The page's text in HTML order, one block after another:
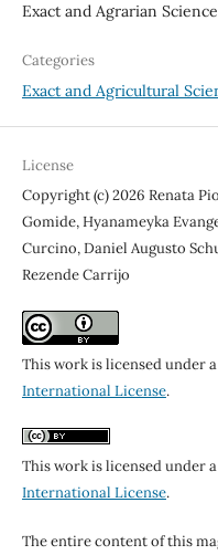
Exact and Agrarian
Categories
Exact and Agricultural
License
Copyright (c) 2026 Renata
Gomide, Hyanameyka
Curcino, Daniel Augusto
Rezende Carrijo
This work is licensed under a
International License.
This work is licensed under a
International License.
The entire content of this